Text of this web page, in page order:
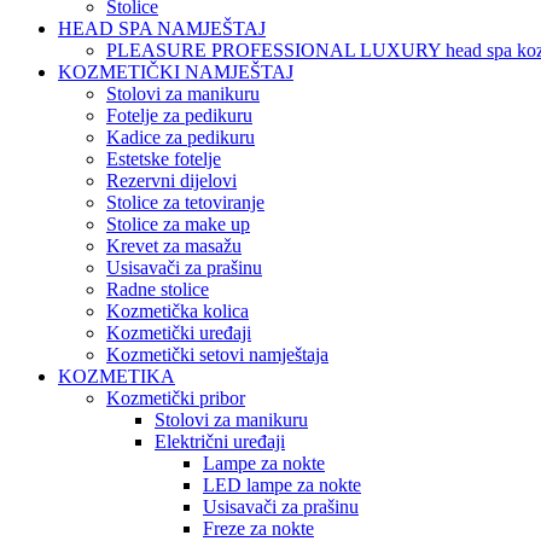
Stolice
HEAD SPA NAMJEŠTAJ
PLEASURE PROFESSIONAL LUXURY head spa
KOZMETIČKI NAMJEŠTAJ
Stolovi za manikuru
Fotelje za pedikuru
Kadice za pedikuru
Estetske fotelje
Rezervni dijelovi
Stolice za tetoviranje
Stolice za make up
Krevet za masažu
Usisavači za prašinu
Radne stolice
Kozmetička kolica
Kozmetički uređaji
Kozmetički setovi namještaja
KOZMETIKA
Kozmetički pribor
Stolovi za manikuru
Električni uređaji
Lampe za nokte
LED lampe za nokte
Usisavači za prašinu
Freze za nokte